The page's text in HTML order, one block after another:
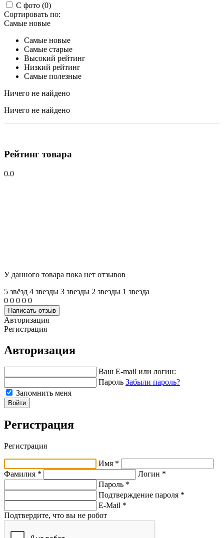
С фото (0)
Сортировать по:
Самые новые
Самые новые
Самые старые
Высокий рейтинг
Низкий рейтинг
Самые полезные
Ничего не найдено
Ничего не найдено
Рейтинг товара
0.0
У данного товара пока нет отзывов
5 звёзд 4 звeзды 3 звeзды 2 звeзды 1 звeзда
0 0 0 0 0
Написать отзыв
Авторизация
Регистрация
Авторизация
Ваш E-mail или логин:
Пароль Забыли пароль?
Запомнить меня
Войти
Регистрация
Регистрация
Имя *
Фамилия *
Логин *
Пароль *
Подтверждение пароля *
E-Mail *
Подтвердите, что вы не робот